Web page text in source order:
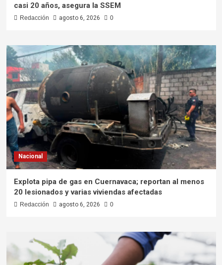
casi 20 años, asegura la SSEM
Redacción agosto 6, 2026 0
Nacional
Explota pipa de gas en Cuernavaca; reportan al menos
20 lesionados y varias viviendas afectadas
Redacción agosto 6, 2026 0